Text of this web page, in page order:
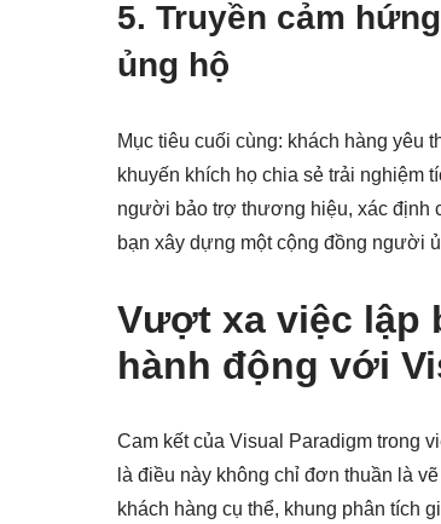
5. Truyền cảm
ủng hộ
Mục tiêu cuối cùng: khách hàng
khuyến khích họ chia sẻ trải nghiệm
người bảo trợ thương hiệu, xác định
bạn xây dựng một cộng đồng người
Vượt xa việc lập
hành động với
Cam kết của Visual Paradigm trong
là điều này không chỉ đơn thuần là
khách hàng cụ thể, khung phân tích